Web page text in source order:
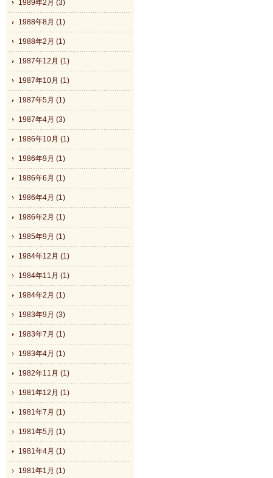
1989年2月 (3)
1988年8月 (1)
1988年2月 (1)
1987年12月 (1)
1987年10月 (1)
1987年5月 (1)
1987年4月 (3)
1986年10月 (1)
1986年9月 (1)
1986年6月 (1)
1986年4月 (1)
1986年2月 (1)
1985年9月 (1)
1984年12月 (1)
1984年11月 (1)
1984年2月 (1)
1983年9月 (3)
1983年7月 (1)
1983年4月 (1)
1982年11月 (1)
1981年12月 (1)
1981年7月 (1)
1981年5月 (1)
1981年4月 (1)
1981年1月 (1)